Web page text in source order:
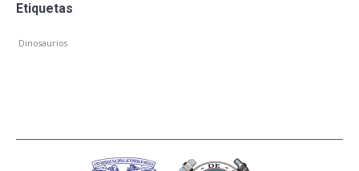
Etiquetas
Dinosaurios